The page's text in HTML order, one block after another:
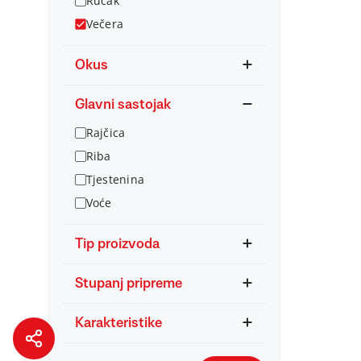
Večera
Okus
Glavni sastojak
Rajčica
Riba
Tjestenina
Voće
Tip proizvoda
Stupanj pripreme
Karakteristike